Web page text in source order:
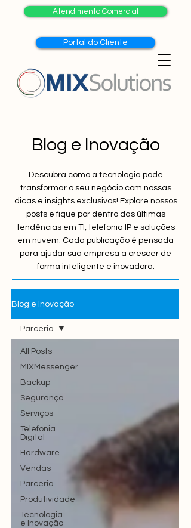
Atendimento Comercial
Portal do Cliente
Blog e Inovação
Descubra como a tecnologia pode
transformar o seu negócio com nossas
dicas e insights exclusivos! Explore nossos
posts e fique por dentro das últimas
tendências em TI, telefonia IP e soluções
em nuvem. Cada publicação é pensada
para ajudar sua empresa a crescer de
forma inteligente e inovadora.
Blog e Inovação
All Posts
MIXMessenger
Backup
Segurança
Serviços
Telefonia
Digital
Hardware
Vendas
Parceria
Produtividade
Tecnologia
e Inovação
Parceria